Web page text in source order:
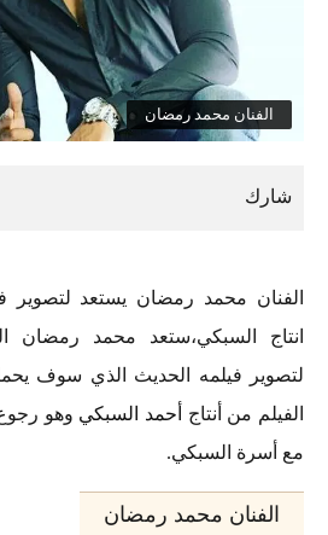
الفنان محمد رمضان
الفنان محمد رمضان يستعد لتصوير
انتاج السبكي،ستعد محمد رمضان
لتصوير فيلمه الحديث الذي سوف
الفيلم من أنتاج
أحمد السبكي وهو
مع أسرة السبكي.
الفنان محمد رمضان